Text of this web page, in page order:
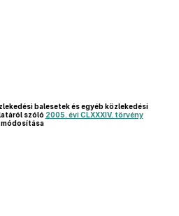
balesetek és egyéb közlekedési
szóló 2005. évi CLXXXIV. törvény
módosítása